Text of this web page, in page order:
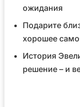
ожидания
Подарите
хорошее
История
решение – и